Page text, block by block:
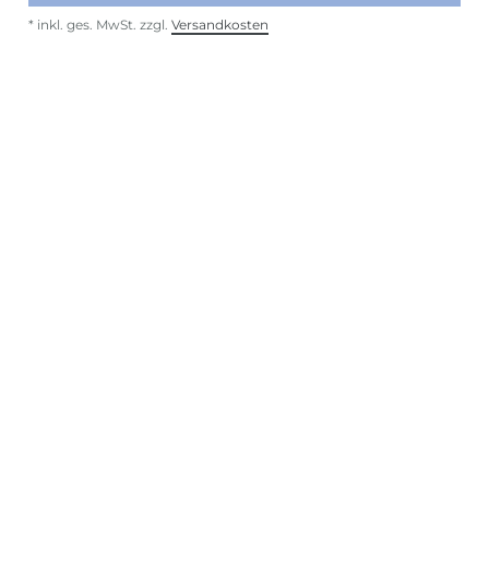
* inkl. ges. MwSt. zzgl. Versandkosten